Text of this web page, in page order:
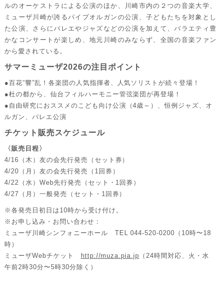
ルのオーケストラによる公演のほか、川崎市内の２つの音楽大学、
ミューザ川崎が誇るパイプオルガンの公演、子どもたちを対象とし
た公演、さらにバレエやジャズなどの公演を加えて、バラエティ豊
かなコンサートが楽しめ、地元川崎のみならず、全国の音楽ファン
から愛されている。
サマーミューザ2026の注目ポイント
●百花“響”乱！各楽団の人気指揮者、人気ソリストが続々登場！
●杜の都から、仙台フィルハーモニー管弦楽団が再登場！
●自由研究におススメのこども向け公演（4歳～）、恒例ジャズ、オ
ルガン、バレエ公演
チケット販売スケジュール
〈販売日程〉
4/16（木）友の会先行発売（セット券）
4/20（月）友の会先行発売（1回券）
4/22（水）Web先行発売（セット・1回券）
4/27（月）一般発売（セット・1回券）
※各発売日初日は10時から受け付け。
※お申し込み・お問い合わせ：
ミューザ川崎シンフォニーホール TEL 044-520-0200（10時〜18
時）
ミューザWebチケット http://muza.pia.jp （24時間対応、火・水
午前2時30分〜5時30分除く）